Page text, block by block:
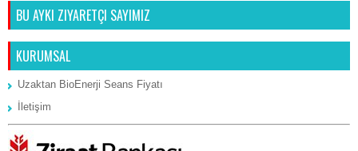
BU AYKI ZIYARETÇI SAYIMIZ
KURUMSAL
Uzaktan BioEnerji Seans Fiyatı
İletişim